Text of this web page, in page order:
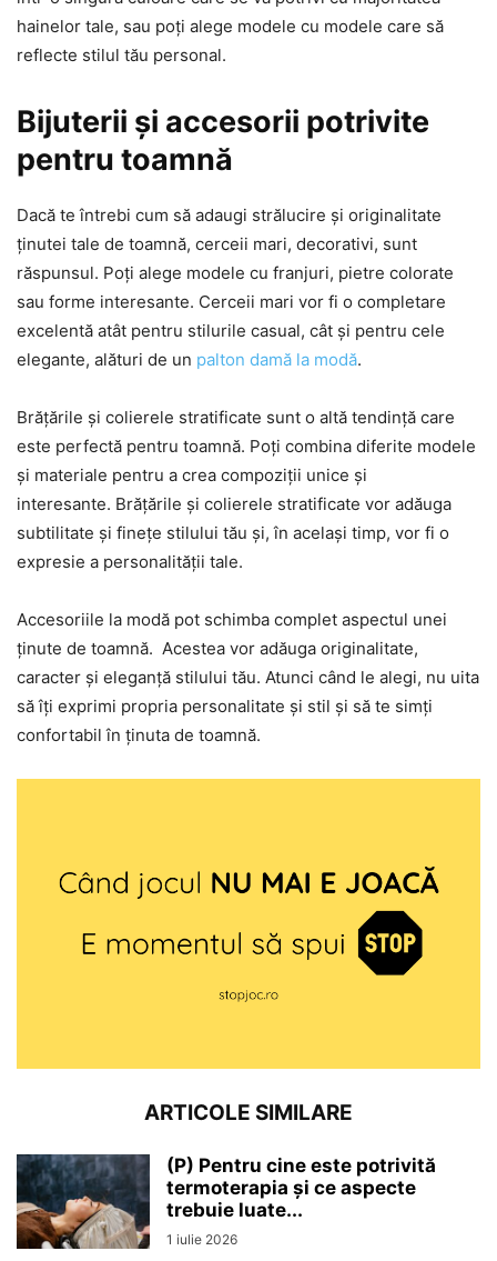
hainelor tale, sau poți alege modele cu modele care să
reflecte stilul tău personal.
Bijuterii și accesorii potrivite
pentru toamnă
Dacă te întrebi cum să adaugi strălucire și originalitate
ținutei tale de toamnă, cerceii mari, decorativi, sunt
răspunsul. Poți alege modele cu franjuri, pietre colorate
sau forme interesante. Cerceii mari vor fi o completare
excelentă atât pentru stilurile casual, cât și pentru cele
elegante, alături de un palton damă la modă.
Brățările și colierele stratificate sunt o altă tendință care
este perfectă pentru toamnă. Poți combina diferite modele
și materiale pentru a crea compoziții unice și
interesante. Brățările și colierele stratificate vor adăuga
subtilitate și finețe stilului tău și, în același timp, vor fi o
expresie a personalității tale.
Accesoriile la modă pot schimba complet aspectul unei
ținute de toamnă. Acestea vor adăuga originalitate,
caracter și eleganță stilului tău. Atunci când le alegi, nu uita
să îți exprimi propria personalitate și stil și să te simți
confortabil în ținuta de toamnă.
ARTICOLE SIMILARE
(P) Pentru cine este potrivită
termoterapia și ce aspecte
trebuie luate...
1 iulie 2026